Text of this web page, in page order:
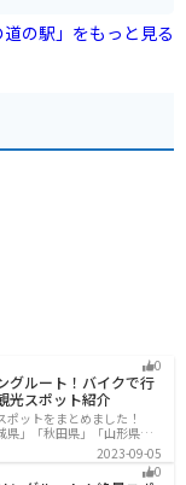
です。また、周辺に
尾滝」、高さ約40mか
。但馬牛バーガーや
を堪能できるのも魅力
道の駅」をもっと見る
0
グルート！バイクで行
光スポット紹介
ットをまとめました！
県」「秋田県」「山形県」
介します。自然豊かな山々
折々の景色を楽しめるスポ
で東北にツーリングに行く
2023-09-05
0